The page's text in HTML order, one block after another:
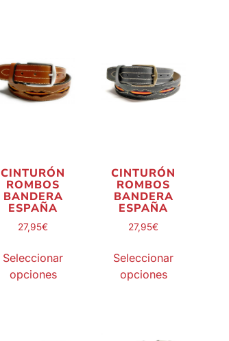
CINTURÓN
ROMBOS
BANDERA
ESPAÑA
27,95€
Seleccionar
opciones
CINTURÓN
ROMBOS
BANDERA
ESPAÑA
27,95€
Seleccionar
opciones